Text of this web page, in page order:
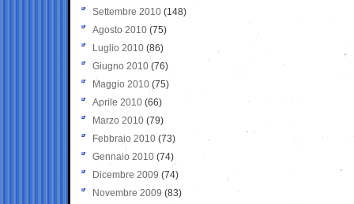
Settembre 2010 (148)
Agosto 2010 (75)
Luglio 2010 (86)
Giugno 2010 (76)
Maggio 2010 (75)
Aprile 2010 (66)
Marzo 2010 (79)
Febbraio 2010 (73)
Gennaio 2010 (74)
Dicembre 2009 (74)
Novembre 2009 (83)